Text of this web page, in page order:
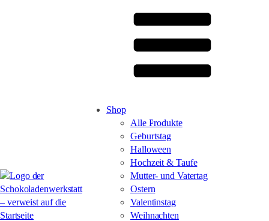
Shop
Alle Produkte
Geburtstag
Halloween
Hochzeit & Taufe
Mutter- und Vatertag
Ostern
Valentinstag
Weihnachten